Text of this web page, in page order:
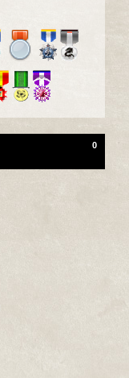
0